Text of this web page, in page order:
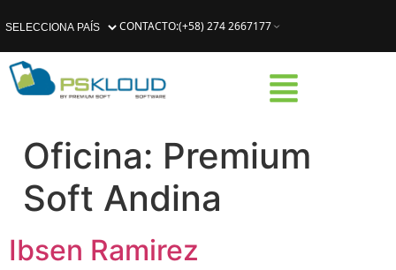
CONTACTO:(+58) 274 2667177
Oficina: Premium
Soft Andina
Ibsen Ramirez